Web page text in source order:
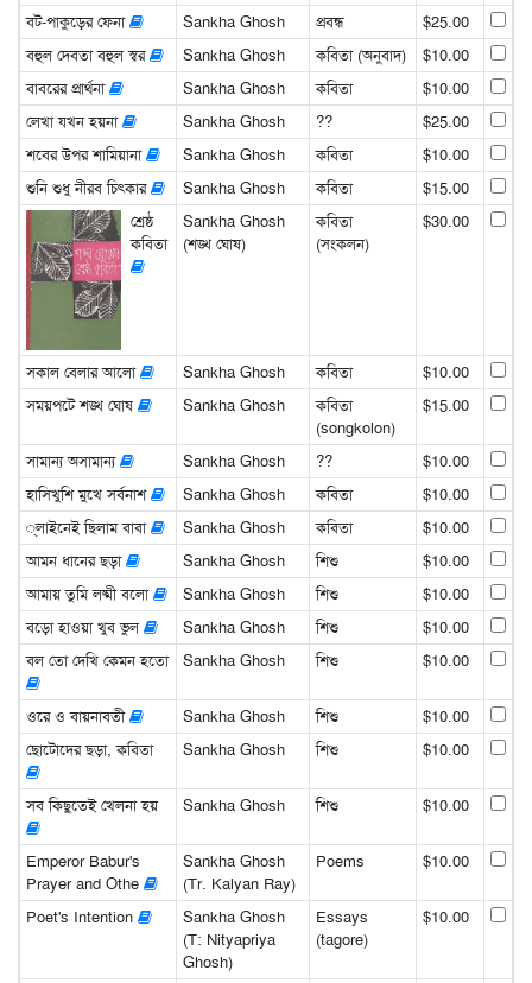
বট-পাকুড়ের ফেনা
Sankha Ghosh প্রবন্ধ
$25.00
বহুল দেবতা বহুল স্বর
Sankha Ghosh কবিতা (অনুবাদ)
$10.00
বাবরের প্রার্থনা
Sankha Ghosh কবিতা
$10.00
লেখা যখন হয়না
Sankha Ghosh ??
$25.00
শবের উপর শামিয়ানা
Sankha Ghosh কবিতা
$10.00
শুনি শুধু নীরব চিৎকার
Sankha Ghosh কবিতা
$15.00
শ্রেষ্ঠ
কবিতা
Sankha Ghosh
(শঙ্খ ঘোষ)
কবিতা
(সংকলন)
$30.00
সকাল বেলার আলো Sankha Ghosh কবিতা
$10.00
সময়পটে শঙ্খ ঘোষ
Sankha Ghosh
কবিতা
(songkolon)
$15.00
সামান্য অসামান্য Sankha Ghosh ??
$10.00
হাসিখুশি মুখে সর্বনাশ
Sankha Ghosh কবিতা
$10.00
্লাইনেই ছিলাম বাবা
Sankha Ghosh কবিতা
$10.00
আমন ধানের ছড়া
Sankha Ghosh শিশু
$10.00
আমায় তুমি লষ্মী বলো
Sankha Ghosh শিশু
$10.00
বড়ো হাওয়া খুব ভুল
Sankha Ghosh শিশু
$10.00
বল তো দেখি কেমন হতো
Sankha Ghosh শিশু $10.00
ওরে ও বায়নাবতী Sankha Ghosh শিশু
$10.00
ছোটোদের ছড়া, কবিতা
Sankha Ghosh শিশু $10.00
সব কিছুতেই খেলনা হয় Sankha Ghosh শিশু $10.00
Emperor Babur's
Prayer and Othe
Sankha Ghosh
(Tr. Kalyan Ray)
Poems $10.00
Poet's Intention
Sankha Ghosh
(T: Nityapriya
Ghosh)
Essays
(tagore)
$10.00